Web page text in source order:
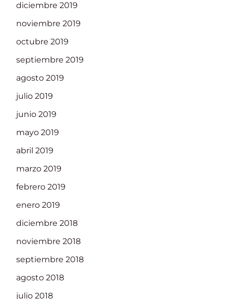
diciembre 2019
noviembre 2019
octubre 2019
septiembre 2019
agosto 2019
julio 2019
junio 2019
mayo 2019
abril 2019
marzo 2019
febrero 2019
enero 2019
diciembre 2018
noviembre 2018
septiembre 2018
agosto 2018
julio 2018